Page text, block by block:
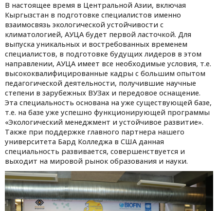
В настоящее время в Центральной Азии, включая
Кыргызстан в подготовке специалистов именно
взаимосвязь экологической устойчивости с
климатологией, АУЦА будет первой ласточкой. Для
выпуска уникальных и востребованных временем
специалистов, в подготовке будущих лидеров в этом
направлении, АУЦА имеет все необходимые условия, т.е.
высококвалифицированные кадры с большим опытом
педагогической деятельности, получившие научные
степени в зарубежных ВУЗах и передовое оснащение.
Эта специальность основана на уже существующей базе,
т.е. на базе уже успешно функционирующей программы
«Экологический менеджмент и устойчивое развитие».
Также при поддержке главного партнера нашего
университета Бард Колледжа в США данная
специальность развивается, совершенствуется и
выходит на мировой рынок образования и науки.